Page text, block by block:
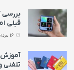
قبلی
آموزش